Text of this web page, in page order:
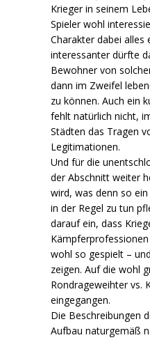
Krieger in seinem
Spieler wohl
Charakter dabei alles
interessanter dürfte
Bewohner von
dann im Zweifel
zu können. Auch ein
fehlt natürlich nicht,
Städten das Tragen
Legitimationen.
Und für die
der Abschnitt weiter
wird, was denn so
in der Regel zu tun
darauf ein, dass
wohl so gespielt –
zeigen. Auf die wohl
Rondrageweihter vs.
eingegangen.
Die Beschreibungen
Aufbau naturgemäß